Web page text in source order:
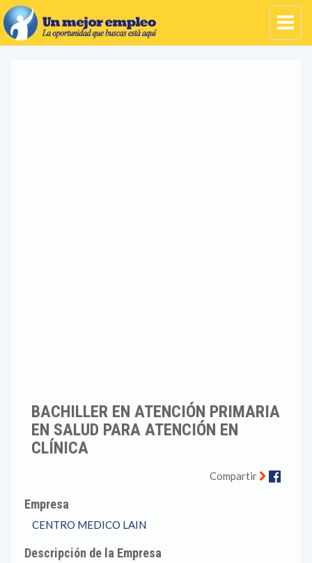
BACHILLER EN ATENCIÓN PRIMARIA
EN SALUD PARA ATENCIÓN EN
CLÍNICA
Compartir
Empresa
CENTRO MEDICO LAIN
Descripción de la Empresa